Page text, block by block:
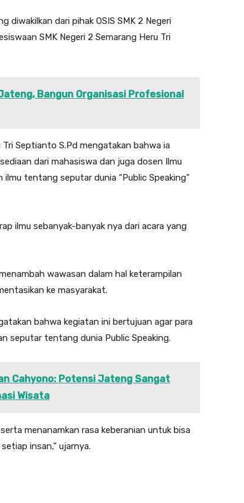
diwakilkan dari pihak OSIS SMK 2 Negeri
SMK Negeri 2 Semarang Heru Tri
Bangun Organisasi Profesional
Tri Septianto S.Pd mengatakan bahwa ia
dari mahasiswa dan juga dosen Ilmu
tentang seputar dunia “Public Speaking”
ilmu sebanyak-banyak nya dari acara yang
wawasan dalam hal keterampilan
ke masyarakat.
bahwa kegiatan ini bertujuan agar para
seputar tentang dunia Public Speaking.
Cahyono: Potensi Jateng Sangat
Wisata
menanamkan rasa keberanian untuk bisa
insan,” ujarnya.